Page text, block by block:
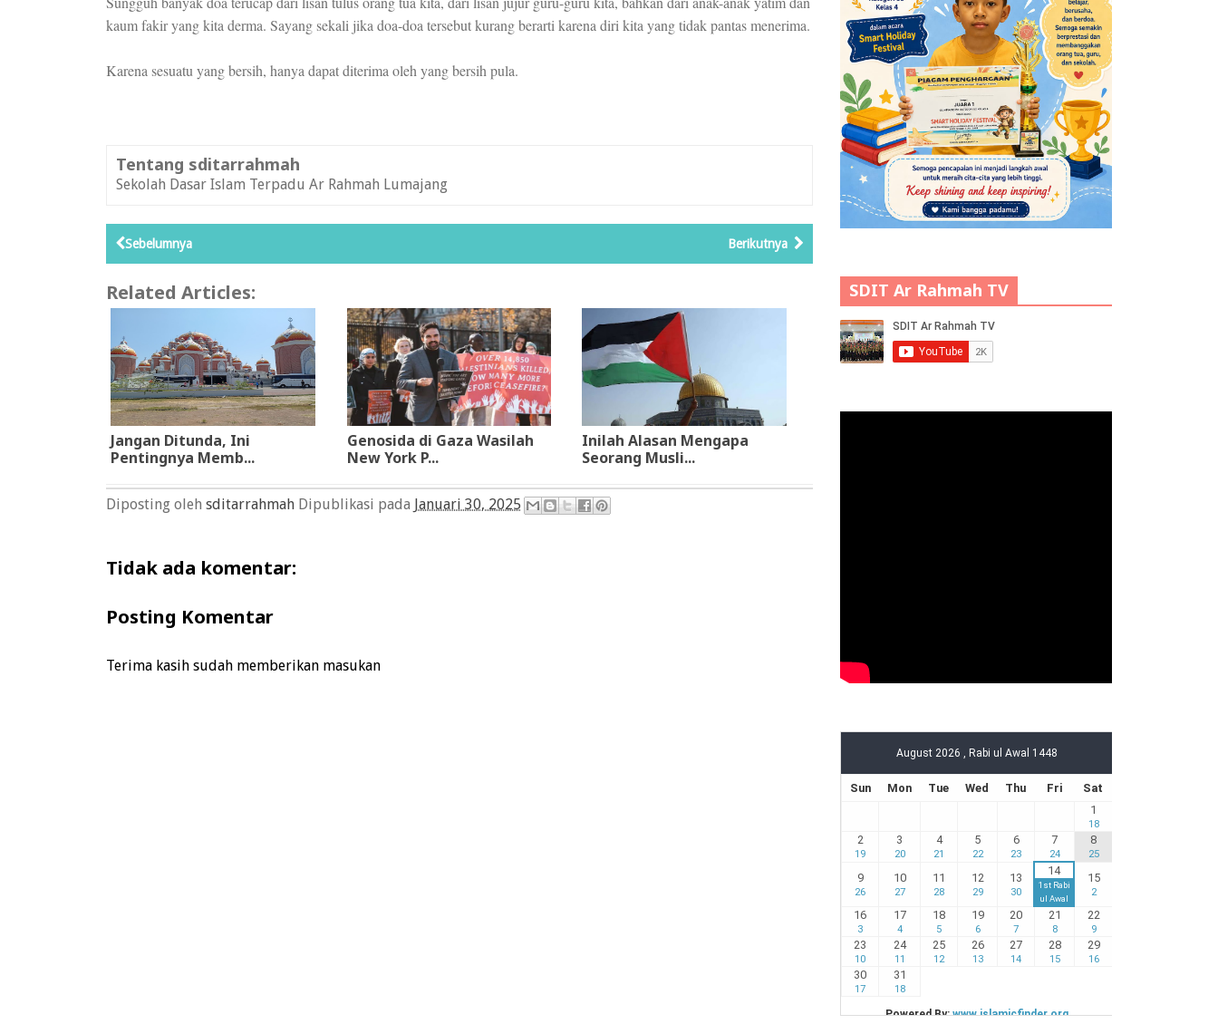
kaum fakir yang kita derma. Sayang sekali jika doa-doa tersebut kurang berarti karena diri kita yang tidak pantas menerima.
Karena sesuatu yang bersih, hanya dapat diterima oleh yang bersih pula.
Tentang sditarrahmah
Sekolah Dasar Islam Terpadu Ar Rahmah Lumajang
Berikutnya
Sebelumnya
Related Articles:
Jangan Ditunda, Ini
Pentingnya Memb...
Genosida di Gaza Wasilah
New York P...
Inilah Alasan Mengapa
Seorang Musli...
Diposting oleh sditarrahmah Dipublikasi pada Januari 30, 2025
Tidak ada komentar:
Posting Komentar
Terima kasih sudah memberikan masukan
SDIT Ar Rahmah TV